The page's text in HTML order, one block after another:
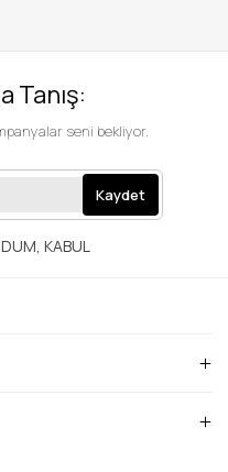
Tanış:
seni bekliyor.
Kaydet
KABUL